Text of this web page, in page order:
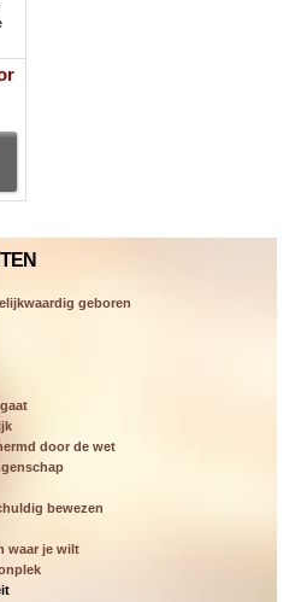
geboren
door de wet
bewezen
waar je wilt